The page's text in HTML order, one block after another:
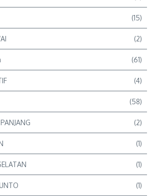
(15)
(2)
(61)
(4)
(58)
(2)
(1)
(1)
(1)